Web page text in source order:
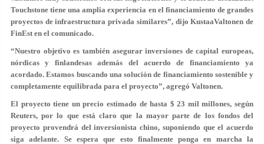
Touchstone tiene una amplia experiencia en el financiamiento de grandes
proyectos de infraestructura privada similares”, dijo KustaaValtonen de
FinEst en el comunicado.
“Nuestro objetivo es también asegurar inversiones de capital europeas,
nórdicas y finlandesas además del acuerdo de financiamiento ya
acordado. Estamos buscando una solución de financiamiento sostenible y
completamente equilibrada para el proyecto”, agregó Valtonen.
El proyecto tiene un precio estimado de hasta $ 23 mil millones, según
Reuters, por lo que está claro que la mayor parte de los fondos del
proyecto provendrá del inversionista chino, suponiendo que el acuerdo
siga adelante. Se espera que esto finalmente ponga en marcha la